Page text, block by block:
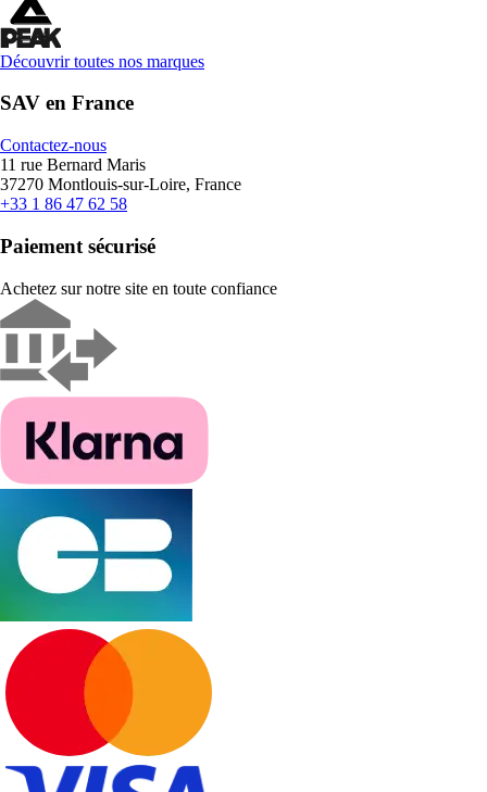
Découvrir toutes nos marques
SAV en France
Contactez-nous
11 rue Bernard Maris
37270 Montlouis-sur-Loire, France
+33 1 86 47 62 58
Paiement sécurisé
Achetez sur notre site en toute confiance